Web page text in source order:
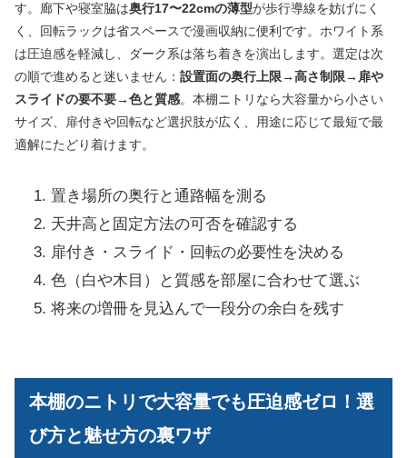
す。廊下や寝室脇は奥行17〜22cmの薄型が歩行導線を妨げにく
く、回転ラックは省スペースで漫画収納に便利です。ホワイト系
は圧迫感を軽減し、ダーク系は落ち着きを演出します。選定は次
の順で進めると迷いません： 設置面の奥行上限→高さ制限→扉や
スライドの要不要→色と質感。本棚ニトリなら大容量から小さい
サイズ、扉付きや回転など選択肢が広く、用途に応じて最短で最
適解にたどり着けます。
置き場所の奥行と通路幅を測る
天井高と固定方法の可否を確認する
扉付き・スライド・回転の必要性を決める
色（白や木目）と質感を部屋に合わせて選ぶ
将来の増冊を見込んで一段分の余白を残す
本棚のニトリで大容量でも圧迫感ゼロ！選
び方と魅せ方の裏ワザ